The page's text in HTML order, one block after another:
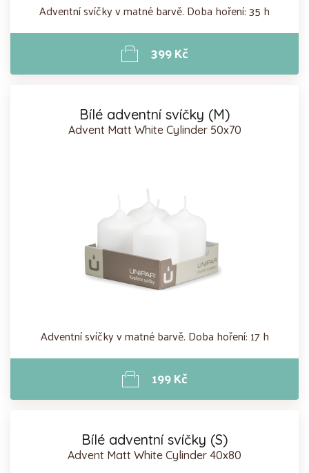
Adventní svíčky v matné barvě. Doba hoření: 35 h
399 Kč
Bílé adventní svíčky (M)
Advent Matt White Cylinder 50x70
Adventní svíčky v matné barvě. Doba hoření: 17 h
199 Kč
Bílé adventní svíčky (S)
Advent Matt White Cylinder 40x80